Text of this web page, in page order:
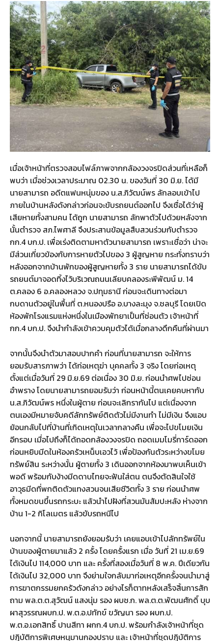
เมื่อเจ้าหน้าที่ตรวจสอบไฟล์ภาพจากกล้องวงจรปิดส่วนที่เหลือก็
พบว่า เมื่อช่วงเวลาประมาณ 02.30 น. ของวันที่ 30 มิ.ย. ได้มี
นายสามารถ อดีตแฟนหนุ่มของ น.ส.ภิวัฒน์พร ลักลอบเข้าไป
ภายในบ้านหลังดังกล่าวก่อนจะขับรถยนต์ออกไป จึงเชื่อได้ว่าผู้
เสียหายทั้งสามคน ได้ถูก นายสามารถ ลักพาตัวไปด้วยหลังจาก
นั้นตำรวจ สภ.ไพศาลี จึงประสานข้อมูลสืบสวนร่วมกับตำรวจ
กก.4 บก.ป. เพื่อเร่งติดตามหาตัวนายสามารถ เพราะเชื่อว่า น่าจะ
มีส่วนเกี่ยวข้องกับการหายตัวไปของ 3 ผู้สูญหาย กระทั่งทราบว่า
หลังออกจากบ้านพักของผู้สูญหายทั้ง 3 ราย นายสามารถได้ขับ
รถยนต์มาจอดทิ้งไว้บริเวณถนนเลียบคลองระพีพัฒน์ ม. 14
ต.คลอง 6 อ.คลองหลวง จ.ปทุมธานี ก่อนจะเดินทางต่อมา
กบดานตัวอยู่ในพื้นที่ ต.หนองปรือ อ.บางละมุง จ.ชลบุรี โดยเปิด
ห้องพักโรงแรมแห่งหนึ่งในเมืองพัทยาเป็นที่ซ่อนตัว เจ้าหน้าที่
กก.4 บก.ป. จึงนำกำลังเข้าควบคุมตัวได้เมื่อกลางดึกคืนที่ผ่านมา
จากนั้นจึงนำตัวมาสอบปากคำ ก่อนที่นายสามารถ จะให้การ
ยอมรับสารภาพว่า ได้ก่อเหตุฆ่า บุคคลทั้ง 3 จริง โดยก่อเหตุ
ตั้งแต่เมื่อวันที่ 29 มิ.ย.69 ต่อเนื่อง 30 มิ.ย. ก่อนนำศพไปซ่อน
อำพราง โดยนายสามารถยอมรับว่า ก่อนหน้านี้ตนเคยคบหากับ
น.ส.ภิวัฒน์พร หนึ่งในผู้ตาย ก่อนจะเลิกรากันไป แต่เนื่องจาก
ตนเองมีหมายจับคดีลักทรัพย์ติดตัวไม่มีงานทำ ไม่มีเงิน จึงแอบ
ย้อนกลับไปที่บ้านที่เกิดเหตุในเวลากลางคืน เพื่อจะไปขโมยเงิน
อีกรอบ เมื่อไปถึงก็ได้ถอดกล้องวงจรปิด ถอดเมมโมรี่การ์ดออก
ก่อนหยิบมีดในห้องครัวเหน็บเอวไว้ เพื่อป้องกันตัวระหว่างขโมย
ทรัพย์สิน ระหว่างนั้น ผู้ตายทั้ง 3 เดินออกจากห้องมาพบเห็นเข้า
พอดี พร้อมกับง้างมีดดาบไทยจะฟันใส่ตน ตนจึงตัดสินใจใช้
อาวุธมีดที่พกติดตัวแทงสวนจนเสียชีวิตทั้ง 3 ราย ก่อนนำศพ
ทั้งหมดขนขึ้นรถกระบะ แล้วนำไปฝังที่สวนมันสัมปะหลัง ห่างจาก
บ้าน 1-2 กิโลเมตร แล้วขับรถหนีไป
นอกจากนี้ นายสามารถยังยอมรับว่า เคยแอบเข้าไปลักทรัพย์ใน
บ้านของผู้ตายมาแล้ว 2 ครั้ง โดยครั้งแรก เมื่อ วันที่ 21 เม.ย.69
ได้เงินไป 114,000 บาท และ ครั้งที่สองเมื่อวันที่ 8 พ.ค. ปีเดียวกัน
ได้เงินไป 32,000 บาท จึงย่ามใจกลับมาก่อเหตุอีกครั้งจนนำมาสู่
การฆาตกรรมยกครัวดังกล่าว อย่างไรก็ตาทหลังเสร็จสิ้นการสัก
ถาม พล.ต.ต.สุวัฒน์ แสงนุ่ม รอง ผบช.ก. พล.ต.ต.พัฒนศักดิ์ บุบ
ผาสุวรรณผบก.ป. พ.ต.อ.ปทักข์ ขวัญนา รอง ผบก.ป.
พ.ต.อ.เอกสิทธิ์ ปานสีทา ผกก.4 บก.ป. พร้อมกำลังเจ้าหน้าที่ชุด
ปฏิบัติการพิเศษหนุมานกองปราบ และ เจ้าหน้าที่ชุดปฏิบัติการ